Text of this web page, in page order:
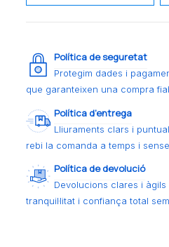
Política de seguretat
Protegim dades i
que garanteixen una compra
Política d’entrega
Lliuraments clars i
rebi la comanda a temps i
Política de devolució
Devolucions clares i
tranquil·litat i confiança total